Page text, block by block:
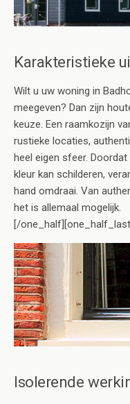
Karakteristieke
Wilt u uw woning in
meegeven? Dan zijn
keuze. Een raamkozijn
rustieke locaties,
heel eigen sfeer.
kleur kan schilderen,
hand omdraai. Van
het is allemaal mogelijk.
[/
Isolerende